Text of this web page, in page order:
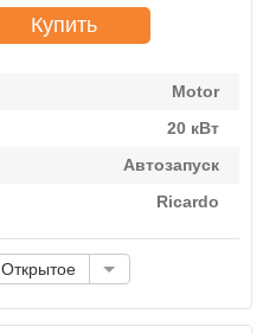
Купить
Motor
20 кВт
Автозапуск
Ricardo
Открытое